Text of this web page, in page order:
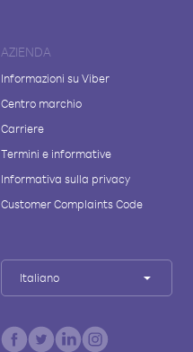
AZIENDA
Informazioni su Viber
Centro marchio
Carriere
Termini e informative
Informativa sulla privacy
Customer Complaints Code
Italiano